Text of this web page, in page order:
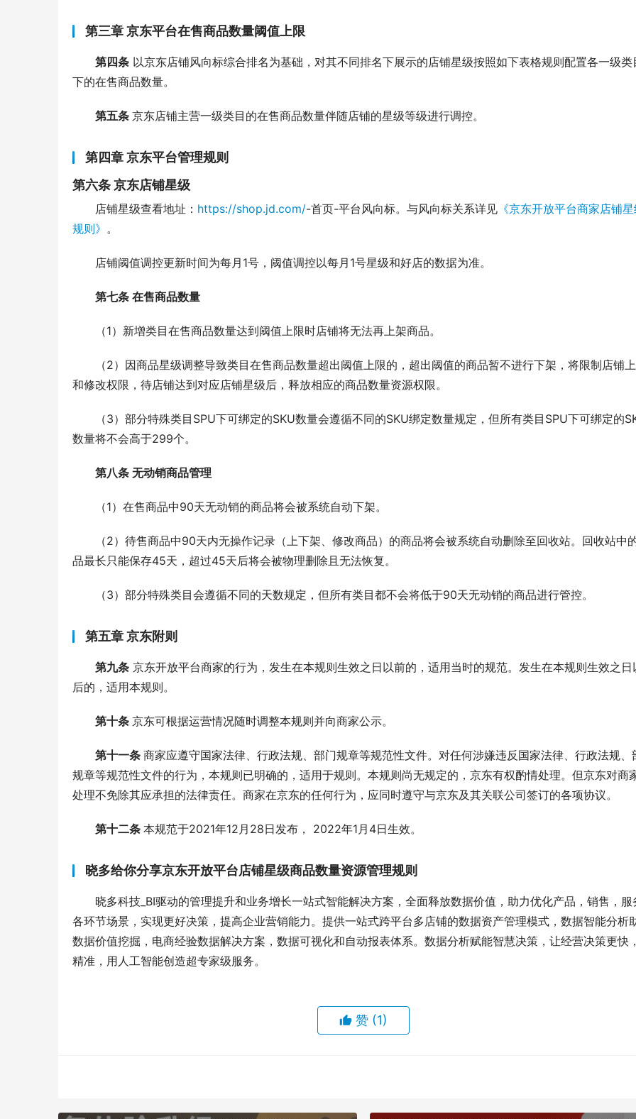
第三章 京东平台在售商品数量阈值上限
第四条 以京东店铺风向标综合排名为基础，对其不同排名下展示的店铺星级按照如下表格规则配置各一级类
下的在售商品数量。
第五条 京东店铺主营一级类目的在售商品数量伴随店铺的星级等级进行调控。
第四章 京东平台管理规则
第六条 京东店铺星级
店铺星级查看地址： https://shop.jd.com/-首页-平台风向标。与风向标关系详见 《京东开放平台商家店铺
规则》 。
店铺阈值调控更新时间为每月1号，阈值调控以每月1号星级和好店的数据为准。
第七条 在售商品数量
（1）新增类目在售商品数量达到阈值上限时店铺将无法再上架商品。
（2）因商品星级调整导致类目在售商品数量超出阈值上限的，超出阈值的商品暂不进行下架，将限制店铺
和修改权限，待店铺达到对应店铺星级后，释放相应的商品数量资源权限。
（3）部分特殊类目SPU下可绑定的SKU数量会遵循不同的SKU绑定数量规定，但所有类目SPU下可绑定的
数量将不会高于299个。
第八条 无动销商品管理
（1）在售商品中90天无动销的商品将会被系统自动下架。
（2）待售商品中90天内无操作记录（上下架、修改商品）的商品将会被系统自动删除至回收站。回收站中
品最长只能保存45天，超过45天后将会被物理删除且无法恢复。
（3）部分特殊类目会遵循不同的天数规定，但所有类目都不会将低于90天无动销的商品进行管控。
第五章 京东附则
第九条 京东开放平台商家的行为，发生在本规则生效之日以前的，适用当时的规范。发生在本规则生效之日
后的，适用本规则。
第十条 京东可根据运营情况随时调整本规则并向商家公示。
第十一条 商家应遵守国家法律、行政法规、部门规章等规范性文件。对任何涉嫌违反国家法律、行政法规、
规章等规范性文件的行为，本规则已明确的，适用于规则。本规则尚无规定的，京东有权酌情处理。但京东对商
处理不免除其应承担的法律责任。商家在京东的任何行为，应同时遵守与京东及其关联公司签订的各项协议。
第十二条 本规范于2021年12月28日发布， 2022年1月4日生效。
晓多给你分享京东开放平台店铺星级商品数量资源管理规则
晓多科技_BI驱动的管理提升和业务增长一站式智能解决方案，全面释放数据价值，助力优化产品，销售，服
各环节场景，实现更好决策，提高企业营销能力。提供一站式跨平台多店铺的数据资产管理模式，数据智能分析
数据价值挖掘，电商经验数据解决方案，数据可视化和自动报表体系。数据分析赋能智慧决策，让经营决策更快
精准，用人工智能创造超专家级服务。
赞 (1)